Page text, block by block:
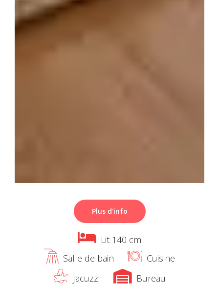
Plus d'info
Lit 140 cm
Salle de bain
Cuisine
Jacuzzi
Bureau